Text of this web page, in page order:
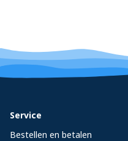
Service
Bestellen en betalen